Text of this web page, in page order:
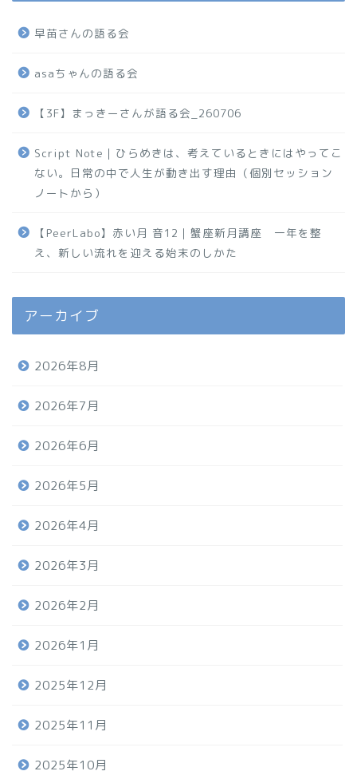
早苗さんの語る会
asaちゃんの語る会
【3F】まっきーさんが語る会_260706
Script Note｜ひらめきは、考えているときにはやってこ
ない。日常の中で人生が動き出す理由（個別セッション
ノートから）
【PeerLabo】赤い月 音12｜蟹座新月講座 一年を整
え、新しい流れを迎える始末のしかた
アーカイブ
2026年8月
2026年7月
2026年6月
2026年5月
2026年4月
2026年3月
2026年2月
2026年1月
2025年12月
2025年11月
2025年10月